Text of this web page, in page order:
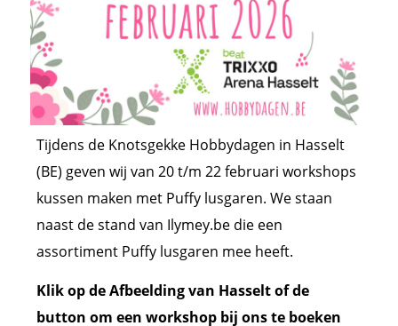
Tijdens de Knotsgekke Hobbydagen in Hasselt
(BE) geven wij van 20 t/m 22 februari workshops
kussen maken met Puffy lusgaren. We staan
naast de stand van Ilymey.be die een
assortiment Puffy lusgaren mee heeft.
Klik op de Afbeelding van Hasselt of de
button om een workshop bij ons te boeken